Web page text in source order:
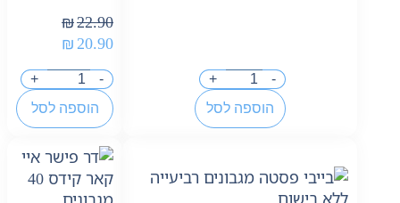
-
+
הוספה לסל
₪22.90
₪20.90
-
+
הוספה לסל